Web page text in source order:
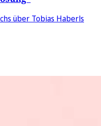
über Tobias Haberls